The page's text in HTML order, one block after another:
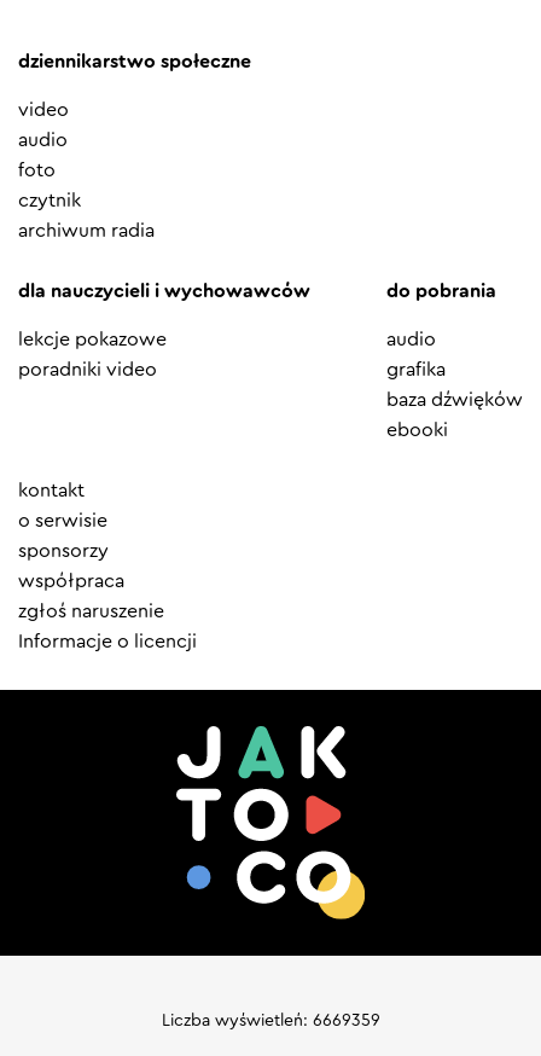
dziennikarstwo społeczne
video
audio
foto
czytnik
archiwum radia
dla nauczycieli i wychowawców
lekcje pokazowe
poradniki video
do pobrania
audio
grafika
baza dźwięków
ebooki
Element
menu
kontakt
o serwisie
sponsorzy
współpraca
zgłoś naruszenie
Informacje o licencji
Liczba wyświetleń: 6669359